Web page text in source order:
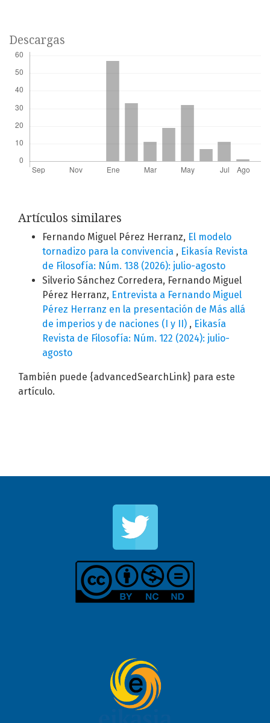
Descargas
Artículos similares
Fernando Miguel Pérez Herranz, El modelo
tornadizo para la convivencia , Eikasía Revista
de Filosofía: Núm. 138 (2026): julio-agosto
Silverio Sánchez Corredera, Fernando Miguel
Pérez Herranz, Entrevista a Fernando Miguel
Pérez Herranz en la presentación de Más allá
de imperios y de naciones (I y II) , Eikasía
Revista de Filosofía: Núm. 122 (2024): julio-
agosto
También puede {advancedSearchLink} para este
artículo.